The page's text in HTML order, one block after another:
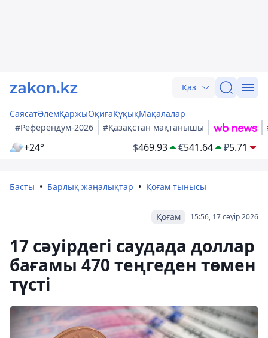
Қаз
СаясатӘлемҚаржыОқиғаҚұқықМақалалар
#Референдум-2026
#Қазақстан мақтанышы
+24° $469.93 €541.64 ₽5.71
Басты Барлық жаңалықтар Қоғам тынысы
15:56, 17 сәуір 2026
Қоғам
17 сәуірдегі саудада доллар
бағамы 470 теңгеден төмен
түсті